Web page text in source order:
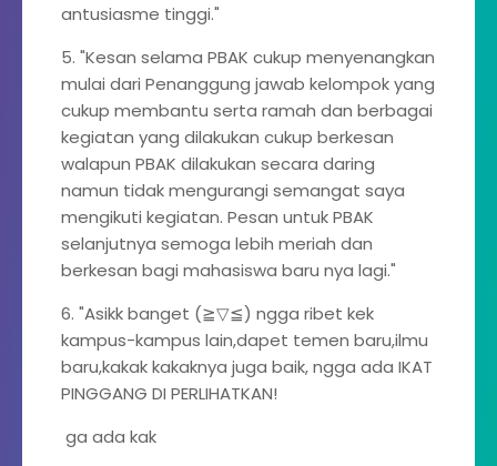
antusiasme tinggi."
5. "Kesan selama PBAK cukup menyenangkan
mulai dari Penanggung jawab kelompok yang
cukup membantu serta ramah dan berbagai
kegiatan yang dilakukan cukup berkesan
walapun PBAK dilakukan secara daring
namun tidak mengurangi semangat saya
mengikuti kegiatan. Pesan untuk PBAK
selanjutnya semoga lebih meriah dan
berkesan bagi mahasiswa baru nya lagi."
6. "Asikk banget (≧▽≦) ngga ribet kek
kampus-kampus lain,dapet temen baru,ilmu
baru,kakak kakaknya juga baik, ngga ada IKAT
PINGGANG DI PERLIHATKAN!
ga ada kak